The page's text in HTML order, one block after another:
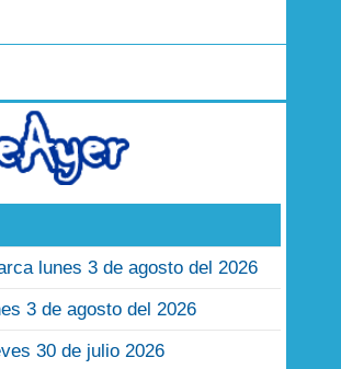
lunes 3 de agosto del 2026
3 de agosto del 2026
30 de julio 2026